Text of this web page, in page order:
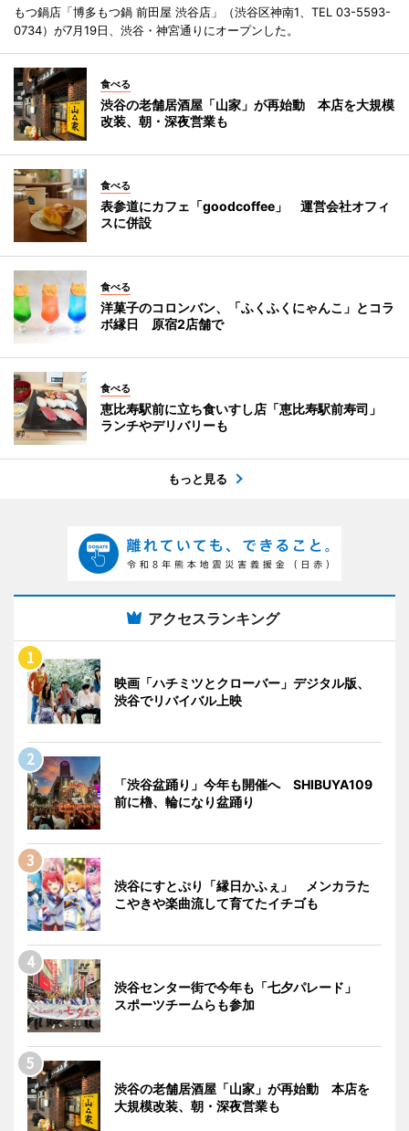
もつ鍋店「博多もつ鍋 前田屋 渋谷店」（渋谷区神南1、TEL 03-5593-
0734）が7月19日、渋谷・神宮通りにオープンした。
食べる
渋谷の老舗居酒屋「山家」が再始動 本店を大規模
改装、朝・深夜営業も
食べる
表参道にカフェ「goodcoffee」 運営会社オフィ
スに併設
食べる
洋菓子のコロンバン、「ふくふくにゃんこ」とコラ
ボ縁日 原宿2店舗で
食べる
恵比寿駅前に立ち食いすし店「恵比寿駅前寿司」
ランチやデリバリーも
もっと見る
アクセスランキング
映画「ハチミツとクローバー」デジタル版、
渋谷でリバイバル上映
「渋谷盆踊り」今年も開催へ SHIBUYA109
前に櫓、輪になり盆踊り
渋谷にすとぷり「縁日かふぇ」 メンカラた
こやきや楽曲流して育てたイチゴも
渋谷センター街で今年も「七夕パレード」
スポーツチームらも参加
渋谷の老舗居酒屋「山家」が再始動 本店を
大規模改装、朝・深夜営業も